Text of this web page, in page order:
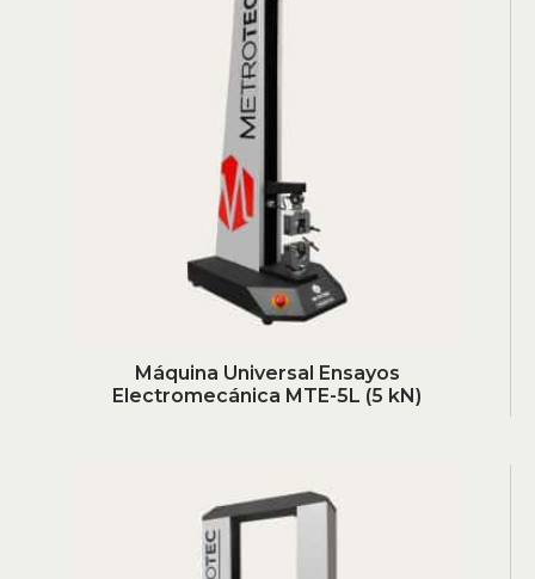
Máquina Universal Ensayos
Electromecánica MTE-5L (5 kN)